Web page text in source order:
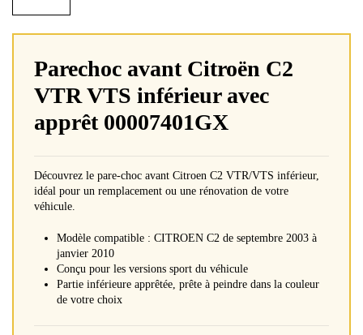
Parechoc avant Citroën C2
VTR VTS inférieur avec
apprêt 00007401GX
Découvrez le pare-choc avant Citroen C2 VTR/VTS inférieur,
idéal pour un remplacement ou une rénovation de votre
véhicule.
Modèle compatible : CITROEN C2 de septembre 2003 à
janvier 2010
Conçu pour les versions sport du véhicule
Partie inférieure apprêtée, prête à peindre dans la couleur
de votre choix